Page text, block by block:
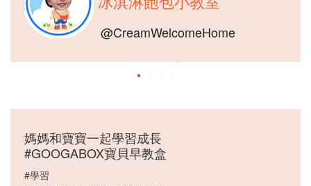
@CreamWelcomeHome
媽媽和寶寶一起學習成長
#GOOGABOX寶貝早教盒
#學習